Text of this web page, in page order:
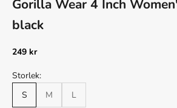
Gorilla Wear 4 Inch
black
REA-pris
249 kr
Storlek:
S
M L